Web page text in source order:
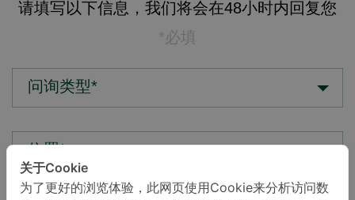
请填写以下信息，我们将会在48小时内回复您
*必填
问询类型*
关于Cookie
为了更好的浏览体验，此网页使用Cookie来分析访问数